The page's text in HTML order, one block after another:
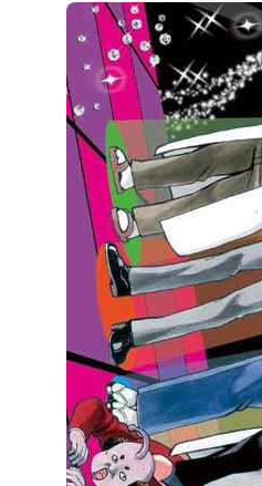
超商未取貨≦1次 未完成交易≦1次 （
面臨關門大吉的危機。
出重賞，銀魂老師們也紛紛大顯身手
實況轉播運動會。
師，他要通過什麼樣的考驗，才能
八搞砸了，他要如何挽回？